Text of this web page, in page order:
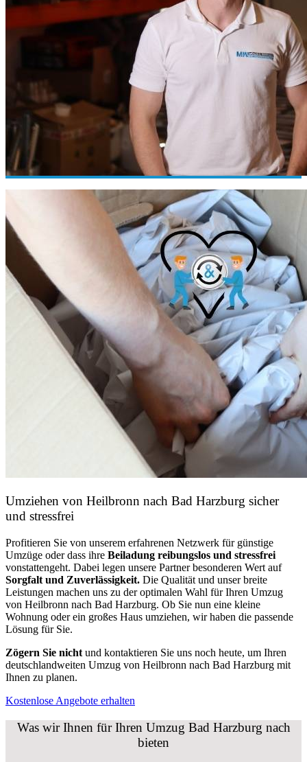
Umziehen von Heilbronn nach Bad Harzburg sicher
und stressfrei
Profitieren Sie von unserem erfahrenen Netzwerk für günstige
Umzüge oder dass ihre Beiladung reibungslos und stressfrei
vonstattengeht. Dabei legen unsere Partner besonderen Wert auf
Sorgfalt und Zuverlässigkeit. Die Qualität und unser breite
Leistungen machen uns zu der optimalen Wahl für Ihren Umzug
von Heilbronn nach Bad Harzburg. Ob Sie nun eine kleine
Wohnung oder ein großes Haus umziehen, wir haben die passende
Lösung für Sie.
Zögern Sie nicht und kontaktieren Sie uns noch heute, um Ihren
deutschlandweiten Umzug von Heilbronn nach Bad Harzburg mit
Ihnen zu planen.
Kostenlose Angebote erhalten
Was wir Ihnen für Ihren Umzug Bad Harzburg nach
bieten